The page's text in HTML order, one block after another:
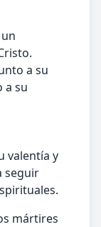
a su
a su
valentía y
seguir
mártires